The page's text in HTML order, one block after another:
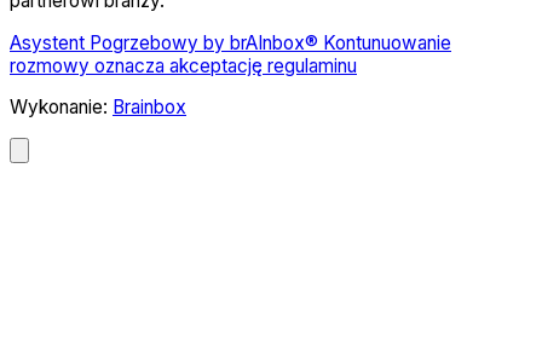
Asystent Pogrzebowy by brAInbox® Kontunuowanie
rozmowy oznacza akceptację regulaminu
Wykonanie: Brainbox